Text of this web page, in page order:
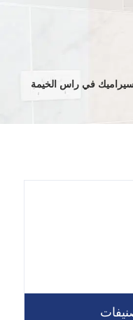
في راس الخيمة